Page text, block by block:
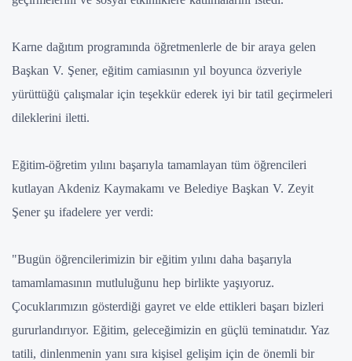
Karne dağıtım programında öğretmenlerle de bir araya gelen
Başkan V. Şener, eğitim camiasının yıl boyunca özveriyle
yürüttüğü çalışmalar için teşekkür ederek iyi bir tatil geçirmeleri
dileklerini iletti.
Eğitim-öğretim yılını başarıyla tamamlayan tüm öğrencileri
kutlayan Akdeniz Kaymakamı ve Belediye Başkan V. Zeyit
Şener şu ifadelere yer verdi:
"Bugün öğrencilerimizin bir eğitim yılını daha başarıyla
tamamlamasının mutluluğunu hep birlikte yaşıyoruz.
Çocuklarımızın gösterdiği gayret ve elde ettikleri başarı bizleri
gururlandırıyor. Eğitim, geleceğimizin en güçlü teminatıdır. Yaz
tatili, dinlenmenin yanı sıra kişisel gelişim için de önemli bir